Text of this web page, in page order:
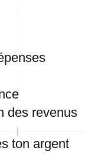
des revenus
ton argent